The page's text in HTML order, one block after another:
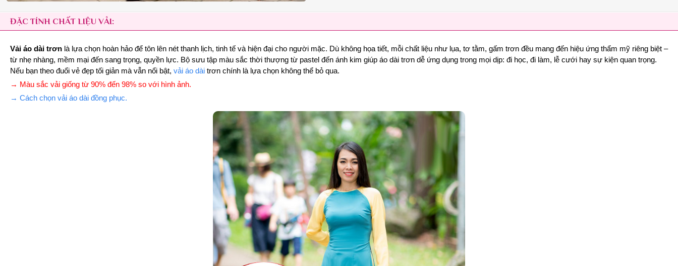
ĐẶC TÍNH CHẤT LIỆU VẢI:
Vải áo dài trơn là lựa chọn hoàn hảo để tôn lên nét thanh lịch, tinh tế và hiện đại cho người mặc. Dù không họa tiết, mỗi chất liệu như lụa, tơ tằm, gấm trơn đều mang đến hiệu ứng thẩm mỹ riêng biệt –
từ nhẹ nhàng, mềm mại đến sang trọng, quyền lực. Bộ sưu tập màu sắc thời thượng từ pastel đến ánh kim giúp áo dài trơn dễ ứng dụng trong mọi dịp: đi học, đi làm, lễ cưới hay sự kiện quan trọng.
Nếu bạn theo đuổi vẻ đẹp tối giản mà vẫn nổi bật, vải áo dài trơn chính là lựa chọn không thể bỏ qua.
→ Màu sắc vải giống từ 90% đến 98% so với hình ảnh.
→ Cách chọn vải áo dài đồng phục.